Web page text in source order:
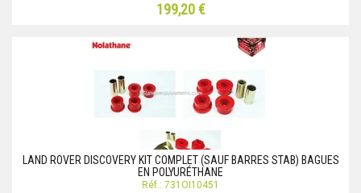
199,20 €
LAND ROVER DISCOVERY KIT COMPLET (SAUF BARRES STAB) BAGUES
EN POLYURÉTHANE
Réf.: 731OI10451